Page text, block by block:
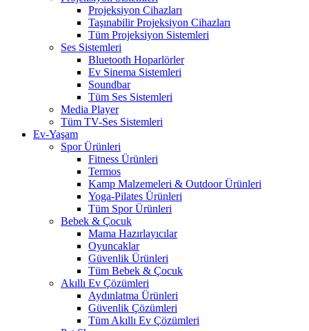
Projeksiyon Cihazları
Taşınabilir Projeksiyon Cihazları
Tüm Projeksiyon Sistemleri
Ses Sistemleri
Bluetooth Hoparlörler
Ev Sinema Sistemleri
Soundbar
Tüm Ses Sistemleri
Media Player
Tüm TV-Ses Sistemleri
Ev-Yaşam
Spor Ürünleri
Fitness Ürünleri
Termos
Kamp Malzemeleri & Outdoor Ürünleri
Yoga-Pilates Ürünleri
Tüm Spor Ürünleri
Bebek & Çocuk
Mama Hazırlayıcılar
Oyuncaklar
Güvenlik Ürünleri
Tüm Bebek & Çocuk
Akıllı Ev Çözümleri
Aydınlatma Ürünleri
Güvenlik Çözümleri
Tüm Akıllı Ev Çözümleri